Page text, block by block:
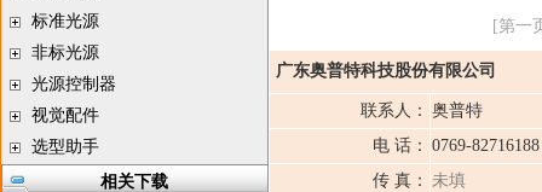
标准光源
非标光源
光源控制器
视觉配件
选型助手
相关下载
[第一
广东奥普特科技股份有限公司
联系人： 奥普特
电 话： 0769-
传 真： 未填